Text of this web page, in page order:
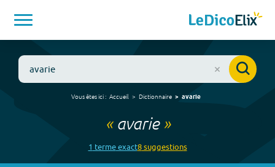
Vous êtes ici : Accueil Dictionnaire avarie
« avarie»
1 termeexact8suggestions